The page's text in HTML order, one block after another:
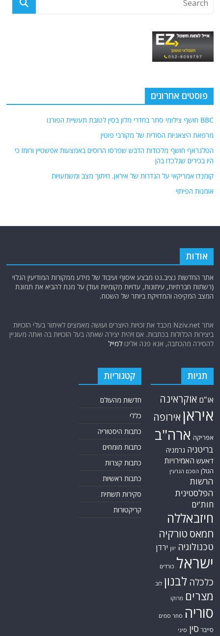
פוסטים אחרונים
BBC חושף צילומי סתר בחדרי מלון בסין לטובת תעשיית הפורנו
מרפאת היצאניות הסודית של מקורבי פוטין
הטלגראף חושף מלכודות הדבש שפרסו הרוסים באמצעות אפשטיין ורומז כי
היו בכירים שנלכדו בהן
קומנדו אמריקאי על הגדרות של איראן. חיתוך מצב ומשמעויות
אומנות הפיתוי
אודות
אתר החדשות נציב.נט מבצע איסוף ועיבוד של מידע ממקורות המודיעין הגלוי
(רשתות חברתיות, עיתונות, עדויות מקומיות ועוד) על מנת להביא את תמונת
המצב המקיפה והמדויקת ביותר של השטח.
אתר Nziv.net מכבד את זכויות היוצרים ועושה מאמצים לאיתור בעלי הזכויות
ביצירות הכלולות בכתבות. אם זיהית יצירה שאתה בעל הזכויות בה ואתה מעוניין
להסירה מהכתבה, אנא פנה אלינולמייל
תגיות
או"ם אוקראינה
איראן אירופה
אפריקה ארה"ב
בריטניה גרמניה
דאעש האמירויות
הגולן הסכם הגרעין
הרשות
הפלסטינית
חות'ים
חיזבאללה
חמאס טורקיה
טכנולוגיה יוון ירדן
ישראל כורדים
כלכלה לבנון לוב
מצרים מרוקו
סוריה סחר סמים
סייבר סין סיני
קטגוריות
חדשות מהעולם
כללי
כתבות היסטוריה
כתבות מומחים
כתבות קצרות
כתבות ראשיות
סקירות תשתית
קריקטורות